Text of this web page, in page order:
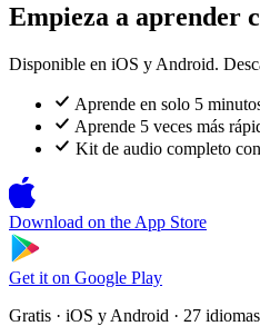
Empieza a aprender
Disponible en iOS y Android.
Aprende en solo 5
Aprende 5 veces más
Kit de audio completo
Download on the App Store
Get it on Google Play
Gratis · iOS y Android · 27 idiomas